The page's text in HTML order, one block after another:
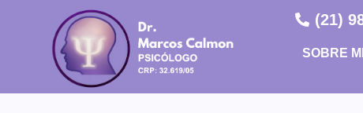
(21)
SOBRE